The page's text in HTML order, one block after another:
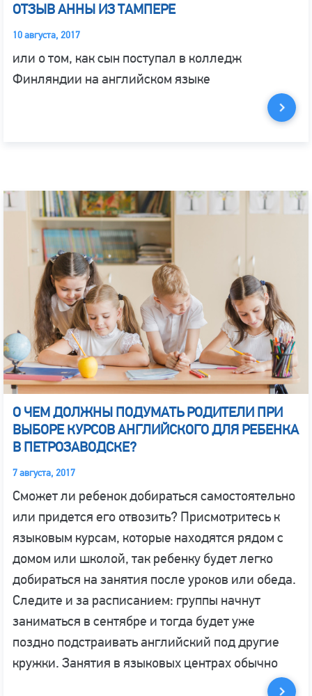
ОТЗЫВ АННЫ ИЗ ТАМПЕРЕ
10 августа, 2017
или о том, как сын поступал в колледж
Финляндии на английском языке
О ЧЕМ ДОЛЖНЫ ПОДУМАТЬ РОДИТЕЛИ ПРИ
ВЫБОРЕ КУРСОВ АНГЛИЙСКОГО ДЛЯ РЕБЕНКА
В ПЕТРОЗАВОДСКЕ?
7 августа, 2017
Сможет ли ребенок добираться самостоятельно
или придется его отвозить? Присмотритесь к
языковым курсам, которые находятся рядом с
домом или школой, так ребенку будет легко
добираться на занятия после уроков или обеда.
Следите и за расписанием: группы начнут
заниматься в сентябре и тогда будет уже
поздно подстраивать английский под другие
кружки. Занятия в языковых центрах обычно